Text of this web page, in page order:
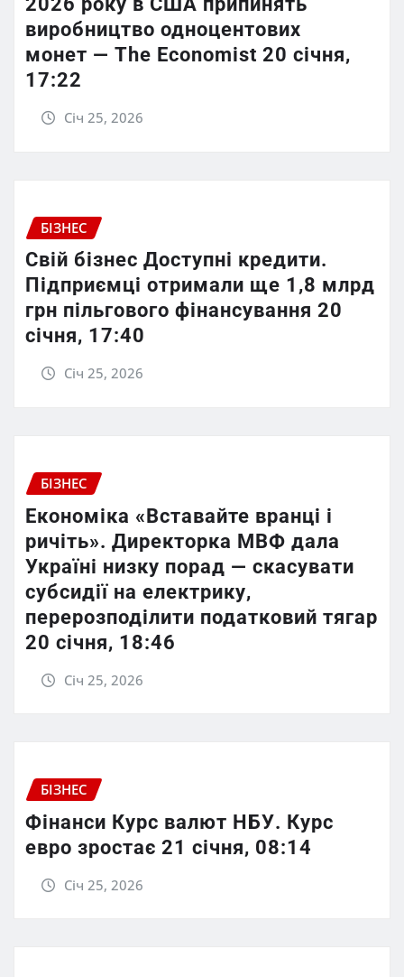
виробництво одноцентових
монет — The Economist 20 січня,
17:22
Січ 25, 2026
БІЗНЕС
Свій бізнес Доступні кредити.
Підприємці отримали ще 1,8 млрд
грн пільгового фінансування 20
січня, 17:40
Січ 25, 2026
БІЗНЕС
Економіка «Вставайте вранці і
ричіть». Директорка МВФ дала
Україні низку порад — скасувати
субсидії на електрику,
перерозподілити податковий тягар
20 січня, 18:46
Січ 25, 2026
БІЗНЕС
Фінанси Курс валют НБУ. Курс
евро зростає 21 січня, 08:14
Січ 25, 2026